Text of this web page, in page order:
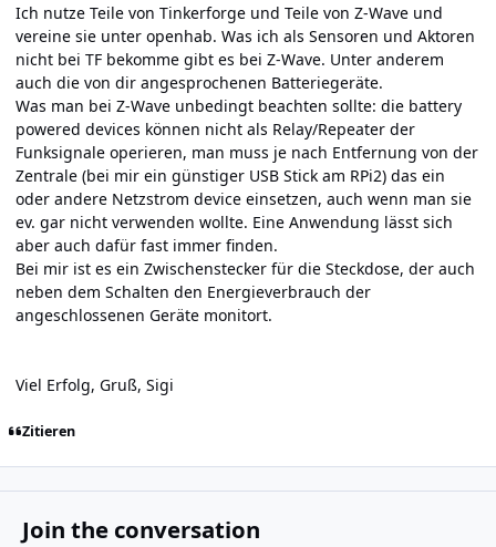
Ich nutze Teile von Tinkerforge und Teile von Z-Wave und
vereine sie unter openhab. Was ich als Sensoren und Aktoren
nicht bei TF bekomme gibt es bei Z-Wave. Unter anderem
auch die von dir angesprochenen Batteriegeräte.
Was man bei Z-Wave unbedingt beachten sollte: die battery
powered devices können nicht als Relay/Repeater der
Funksignale operieren, man muss je nach Entfernung von der
Zentrale (bei mir ein günstiger USB Stick am RPi2) das ein
oder andere Netzstrom device einsetzen, auch wenn man sie
ev. gar nicht verwenden wollte. Eine Anwendung lässt sich
aber auch dafür fast immer finden.
Bei mir ist es ein Zwischenstecker für die Steckdose, der auch
neben dem Schalten den Energieverbrauch der
angeschlossenen Geräte monitort.
Viel Erfolg, Gruß, Sigi
Zitieren
Join the conversation